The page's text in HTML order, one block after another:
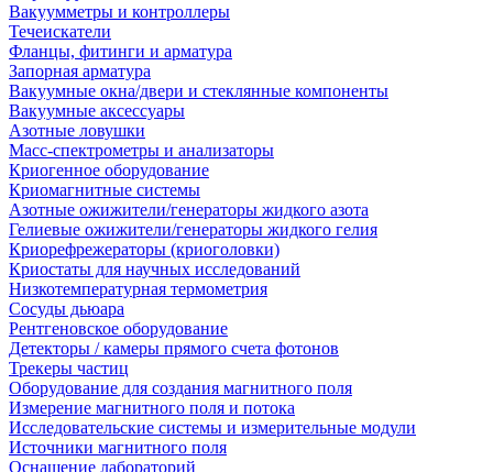
Вакуумметры и контроллеры
Течеискатели
Фланцы, фитинги и арматура
Запорная арматура
Вакуумные окна/двери и стеклянные компоненты
Вакуумные аксессуары
Азотные ловушки
Масс-спектрометры и анализаторы
Криогенное оборудование
Криомагнитные системы
Азотные ожижители/генераторы жидкого азота
Гелиевые ожижители/генераторы жидкого гелия
Криорефрежераторы (криоголовки)
Криостаты для научных исследований
Низкотемпературная термометрия
Сосуды дьюара
Рентгеновское оборудование
Детекторы / камеры прямого счета фотонов
Трекеры частиц
Оборудование для создания магнитного поля
Измерение магнитного поля и потока
Исследовательские системы и измерительные модули
Источники магнитного поля
Оснащение лабораторий